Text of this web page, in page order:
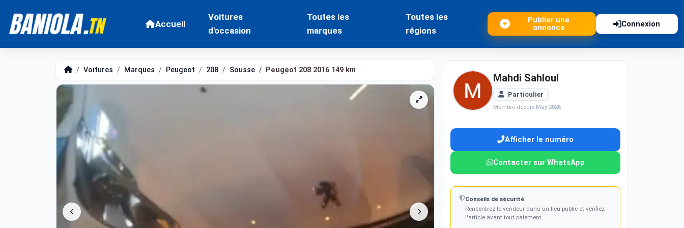
Accueil
Voitures
d'occasion
Toutes les
marques
Toutes les
régions
Publier une
annonce
Connexion
Voitures Marques Peugeot 208 Sousse Peugeot 208 2016 149 km
Mahdi Sahloul
Particulier
Membre depuis May 2026
Afficher le numéro
Contacter sur WhatsApp
Conseils de sécurité
Rencontrez le vendeur dans un lieu public et vérifiez
l'article avant tout paiement.